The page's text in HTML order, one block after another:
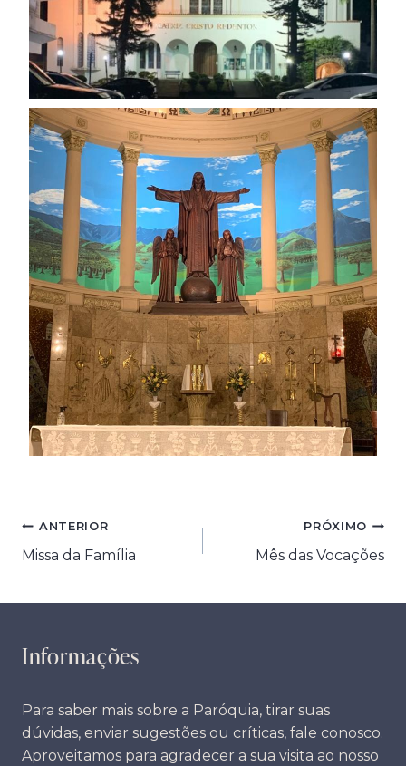
Navegação
de
Post
ANTERIOR
Missa da Família
PRÓXIMO
Mês das Vocações
Informações
Para saber mais sobre a Paróquia, tirar suas
dúvidas, enviar sugestões ou críticas, fale conosco.
Aproveitamos para agradecer a sua visita ao nosso